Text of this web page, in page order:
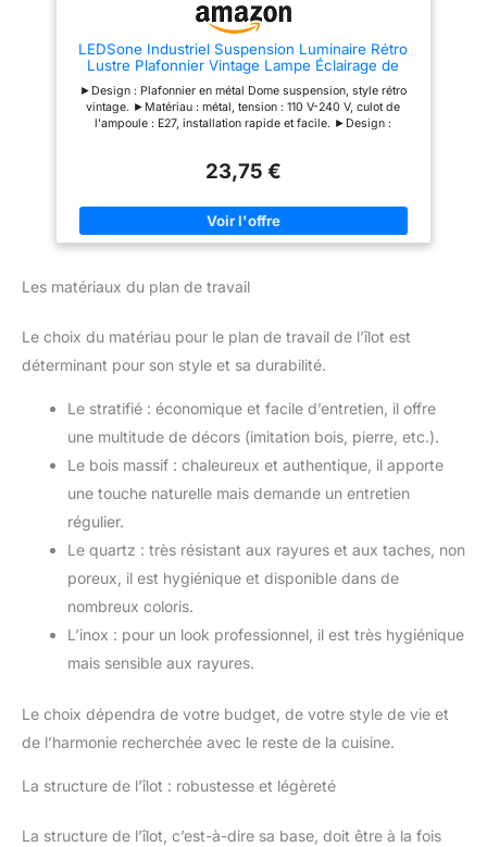
LEDSone Industriel Suspension Luminaire Rétro
Lustre Plafonnier Vintage Lampe Éclairage de
Chambre Cuisine Bar Couloir (Blanc) (Noir)
►Design : Plafonnier en métal Dome suspension, style rétro
vintage. ►Matériau : métal, tension : 110 V-240 V, culot de
l'ampoule : E27, installation rapide et facile. ►Design :
►Apparence attrayante et tendance dans votre kit de montage
suspendus mesurent 95 cm, la longueur réglable le rend
adapté à différentes utilisations enviro
23,75 €
Les matériaux du plan de travail
Le choix du matériau pour le plan de travail de l’îlot est
déterminant pour son style et sa durabilité.
Le stratifié : économique et facile d’entretien, il offre
une multitude de décors (imitation bois, pierre, etc.).
Le bois massif : chaleureux et authentique, il apporte
une touche naturelle mais demande un entretien
régulier.
Le quartz : très résistant aux rayures et aux taches, non
poreux, il est hygiénique et disponible dans de
nombreux coloris.
L’inox : pour un look professionnel, il est très hygiénique
mais sensible aux rayures.
Le choix dépendra de votre budget, de votre style de vie et
de l’harmonie recherchée avec le reste de la cuisine.
La structure de l’îlot : robustesse et légèreté
La structure de l’îlot, c’est-à-dire sa base, doit être à la fois